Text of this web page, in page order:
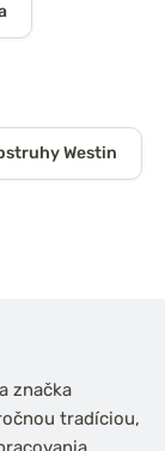
Westin
značka
tradíciou,